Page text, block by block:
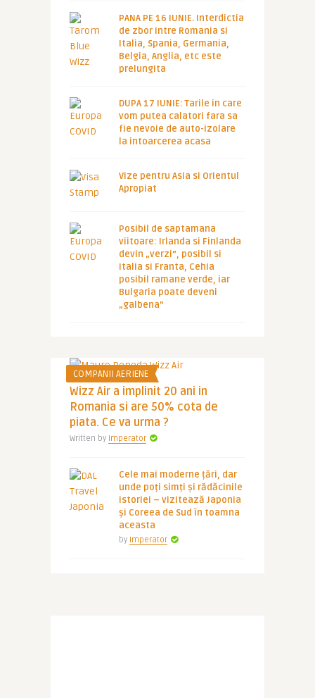
PANA PE 16 IUNIE. Interdictia
de zbor intre Romania si
Italia, Spania, Germania,
Belgia, Anglia, etc este
prelungita
DUPA 17 IUNIE: Tarile in care
vom putea calatori fara sa
fie nevoie de auto-izolare
la intoarcerea acasa
Vize pentru Asia si Orientul
Apropiat
Posibil de saptamana
viitoare: Irlanda si Finlanda
devin „verzi”, posibil si
Italia si Franta, Cehia
posibil ramane verde, iar
Bulgaria poate deveni
„galbena”
COMPANII AERIENE
Wizz Air a implinit 20 ani in
Romania si are 50% cota de
piata. Ce va urma ?
Written by Imperator
Cele mai moderne țări, dar
unde poți simți și rădăcinile
istoriei – vizitează Japonia
și Coreea de Sud în toamna
aceasta
by Imperator